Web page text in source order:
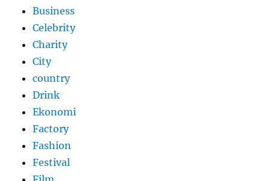
Business
Celebrity
Charity
City
country
Drink
Ekonomi
Factory
Fashion
Festival